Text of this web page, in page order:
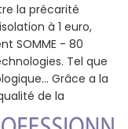
la précarité
à 1 euro,
SOMME - 80
Tel que
Grâce a la
de la